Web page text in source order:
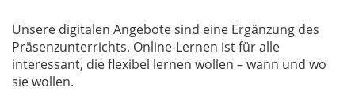
Unsere digitalen Angebote sind eine Ergänzung des
Präsenzunterrichts. Online-Lernen ist für alle
interessant, die flexibel lernen wollen – wann und wo
sie wollen.